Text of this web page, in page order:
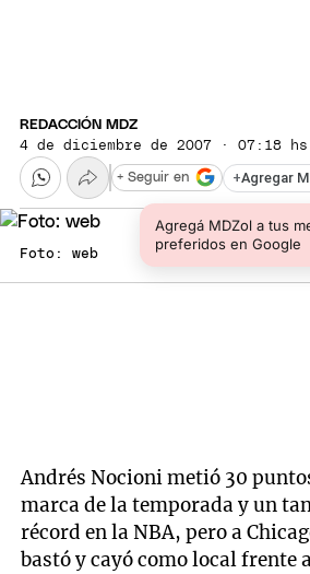
REDACCIÓN MDZ
4 de diciembre de 2007 · 07:18 hs
+Agregar
Agregá MDZol a tus
preferidos en Google
+ Seguir en
Foto: web
Andrés Nocioni metió 30
marca de la temporada y un
récord en la NBA, pero a
bastó y cayó como local frente